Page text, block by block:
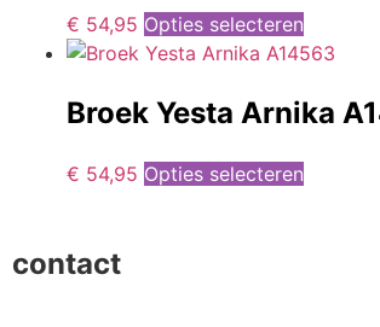
€ 54,95 Opties selecteren
Broek Yesta Arnika
€ 54,95 Opties selecteren
contact